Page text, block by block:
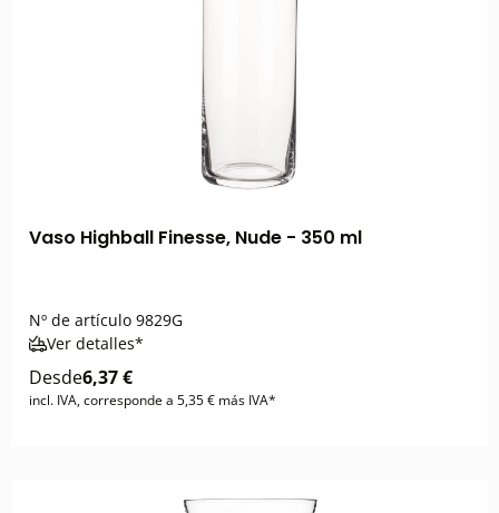
Vaso Highball Finesse, Nude - 350 ml
Nº de artículo 9829G
Ver detalles*
Desde6,37 €
incl. IVA, corresponde a 5,35 € más IVA*